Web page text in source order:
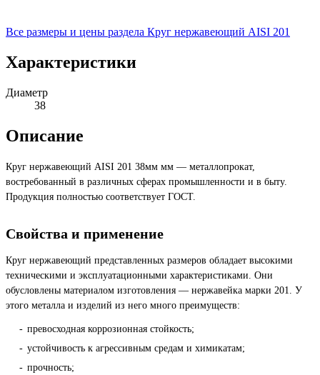
Все размеры и цены раздела Круг нержавеющий AISI 201
Характеристики
Диаметр
38
Описание
Круг нержавеющий AISI 201 38мм мм — металлопрокат,
востребованный в различных сферах промышленности и в быту.
Продукция полностью соответствует ГОСТ.
Свойства и применение
Круг нержавеющий представленных размеров обладает высокими
техническими и эксплуатационными характеристиками. Они
обусловлены материалом изготовления — нержавейка марки 201. У
этого металла и изделий из него много преимуществ:
превосходная коррозионная стойкость;
устойчивость к агрессивным средам и химикатам;
прочность;